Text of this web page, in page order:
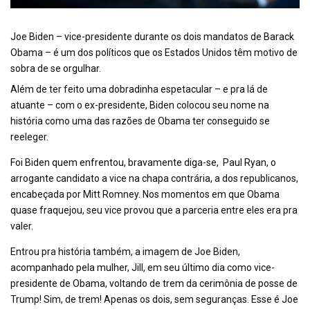
Joe Biden – vice-presidente durante os dois mandatos de Barack
Obama – é um dos políticos que os Estados Unidos têm motivo de
sobra de se orgulhar.
Além de ter feito uma dobradinha espetacular – e pra lá de
atuante – com o ex-presidente, Biden colocou seu nome na
história como uma das razões de Obama ter conseguido se
reeleger.
Foi Biden quem enfrentou, bravamente diga-se, Paul Ryan, o
arrogante candidato a vice na chapa contrária, a dos republicanos,
encabeçada por Mitt Romney. Nos momentos em que Obama
quase fraquejou, seu vice provou que a parceria entre eles era pra
valer.
Entrou pra história também, a imagem de Joe Biden,
acompanhado pela mulher, Jill, em seu último dia como vice-
presidente de Obama, voltando de trem da cerimônia de posse de
Trump! Sim, de trem! Apenas os dois, sem seguranças. Esse é Joe